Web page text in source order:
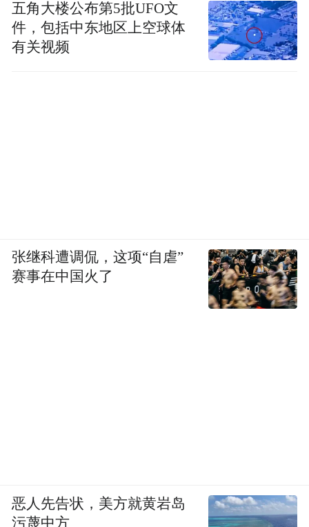
五角大楼公布第5批UFO文
件，包括中东地区上空球体
有关视频
张继科遭调侃，这项“自虐”
赛事在中国火了
恶人先告状，美方就黄岩岛
污蔑中方